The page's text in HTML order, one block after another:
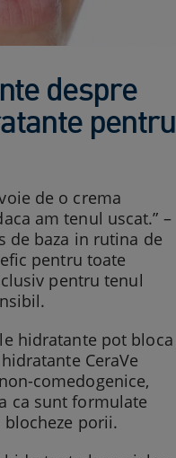
despre
pentru
de o crema
am tenul uscat.” –
de baza in rutina de
pentru toate
pentru tenul
hidratante pot bloca
CeraVe
comedogenice,
ca sunt formulate
porii.